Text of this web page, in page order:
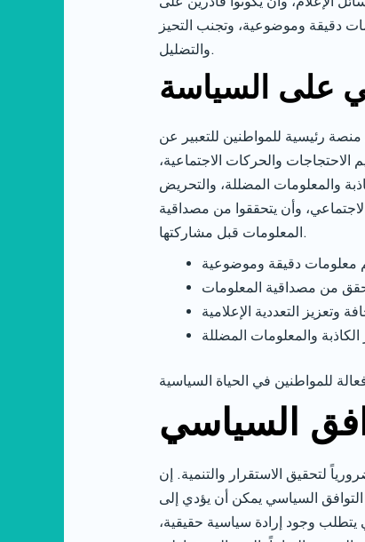
دقيقة وموضوعية، وتجنب التحيز
والتضليل.
على السياسة
رئيسية للمواطنين للتعبير عن
والحركات الاجتماعية،
والمعلومات المضللة، والتحريض
وأن يتحققوا من مصداقية
المعلومات قبل مشاركتها.
السياسي
لتحقيق الاستقرار والتنمية. إن
السياسي يمكن أن يؤدي إلى
يتطلب وجود إرادة سياسية حقيقية،